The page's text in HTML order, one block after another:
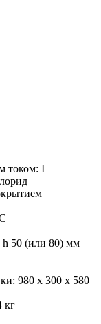
током: I
h 50 (или 80) мм
980 х 300 х 580
кг